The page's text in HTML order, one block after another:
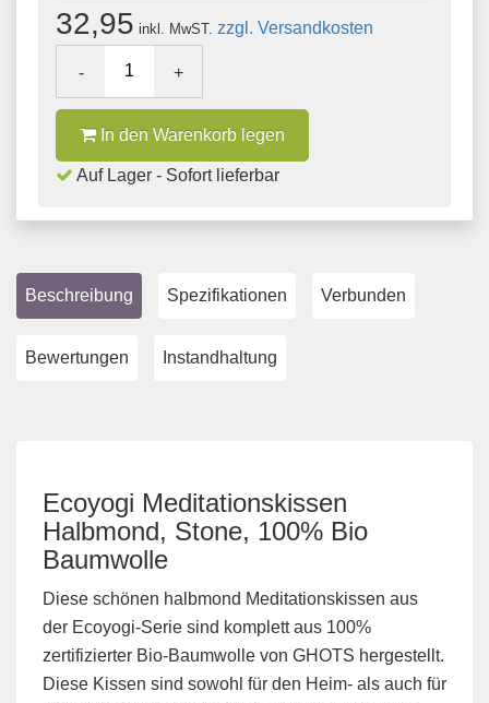
32,95 inkl. MwST. zzgl. Versandkosten
- +
In den Warenkorb legen
Auf Lager - Sofort lieferbar
Beschreibung Spezifikationen Verbunden
Bewertungen Instandhaltung
Ecoyogi Meditationskissen
Halbmond, Stone, 100% Bio
Baumwolle
Diese schönen halbmond Meditationskissen aus
der Ecoyogi-Serie sind komplett aus 100%
zertifizierter Bio-Baumwolle von GHOTS hergestellt.
Diese Kissen sind sowohl für den Heim- als auch für